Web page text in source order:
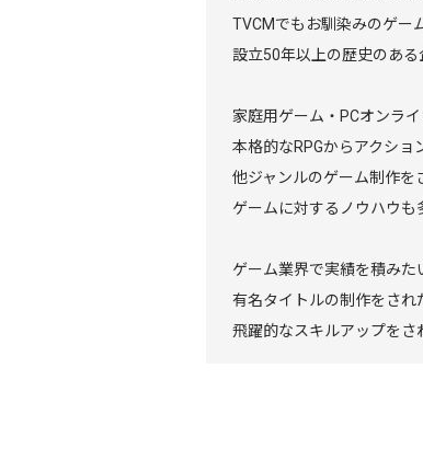
TVCMでもお馴染みのゲー
設立50年以上の歴史のある
家庭用ゲーム・PCオンラ
本格的なRPGからアクショ
他ジャンルのゲーム制作を
ゲームに対するノウハウも
ゲーム業界で実績を積みた
有名タイトルの制作をされ
飛躍的なスキルアップをさ